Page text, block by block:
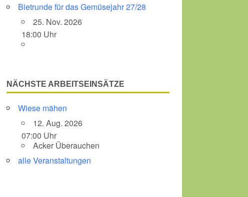
Bietrunde für das Gemüsejahr 27/28
25. Nov. 2026
18:00 Uhr
NÄCHSTE ARBEITSEINSÄTZE
Wiese mähen
12. Aug. 2026
07:00 Uhr
Acker Überauchen
alle Veranstaltungen